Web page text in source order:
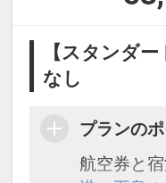
【スタンダ
なし
プランの
航空券と